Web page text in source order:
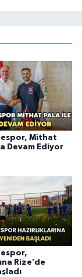
Mithat
Devam Ediyor
Rize’de